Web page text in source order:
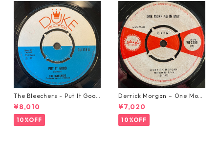
The Bleechers - Put It Good
【7-21637】
¥8,010
10%OFF
Derrick Morgan – One Morn
ing In May【7-21653】
¥7,020
10%OFF